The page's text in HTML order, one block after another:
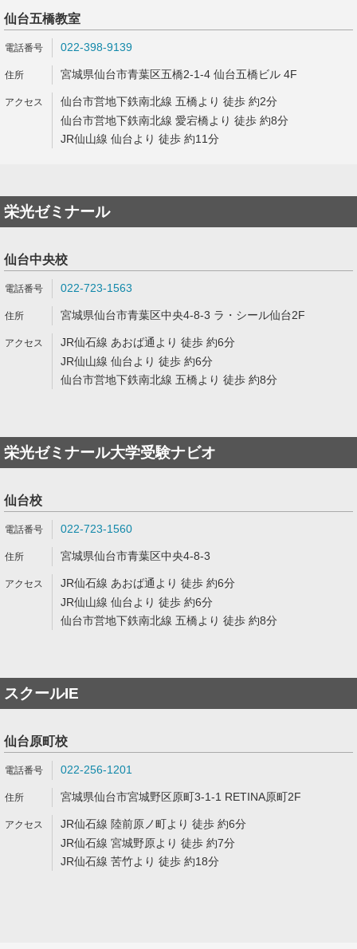
仙台五橋教室
022-398-9139
宮城県仙台市青葉区五橋2-1-4 仙台五橋ビル 4F
仙台市営地下鉄南北線 五橋より 徒歩 約2分
仙台市営地下鉄南北線 愛宕橋より 徒歩 約8分
JR仙山線 仙台より 徒歩 約11分
栄光ゼミナール
仙台中央校
022-723-1563
宮城県仙台市青葉区中央4-8-3 ラ・シール仙台2F
JR仙石線 あおば通より 徒歩 約6分
JR仙山線 仙台より 徒歩 約6分
仙台市営地下鉄南北線 五橋より 徒歩 約8分
栄光ゼミナール大学受験ナビオ
仙台校
022-723-1560
宮城県仙台市青葉区中央4-8-3
JR仙石線 あおば通より 徒歩 約6分
JR仙山線 仙台より 徒歩 約6分
仙台市営地下鉄南北線 五橋より 徒歩 約8分
スクールIE
仙台原町校
022-256-1201
宮城県仙台市宮城野区原町3-1-1 RETINA原町2F
JR仙石線 陸前原ノ町より 徒歩 約6分
JR仙石線 宮城野原より 徒歩 約7分
JR仙石線 苦竹より 徒歩 約18分